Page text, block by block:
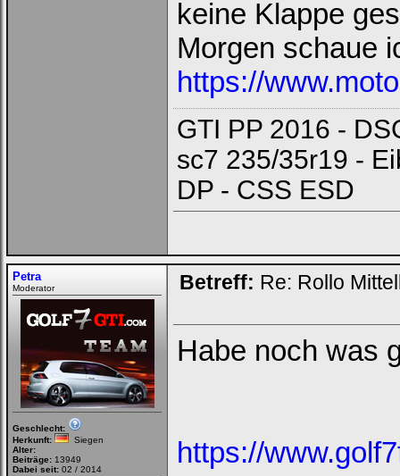
keine Klappe
Morgen schaue
https://
GTI PP 2016 -
sc7 235/35r19 -
DP - CSS ESD
Petra
Moderator
Geschlecht:
Herkunft:
Siegen
Alter:
Beiträge: 13949
Dabei seit: 02 / 2014
Betreff: Re: Rollo
Habe noch was
https://